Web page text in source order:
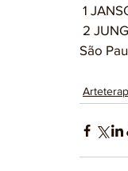
1
São